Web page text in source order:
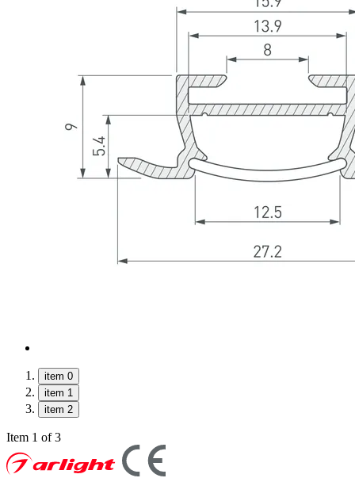
item 0
item 1
item 2
Item 1 of 3